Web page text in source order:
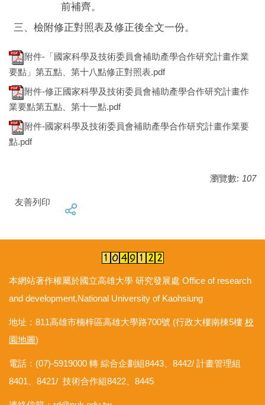
前補齊。
三、檢附修正對照表及修正後全文一份。
附件-「國家科學及技術委員會補助產學合作研究計畫作業
要點」第五點、第十八點修正對照表.pdf
附件-修正國家科學及技術委員會補助產學合作研究計畫作
業要點第五點、第十一點.pdf
附件-國家科學及技術委員會補助產學合作研究計畫作業要
點.pdf
瀏覽數: 107
友善列印
本網站著作權屬於國立高雄大學 研究發展處 Office of research
and development,National University of Kaohsiung
地址：811高雄市楠梓區高雄大學路700號 (行政大樓南棟5樓 校
園地圖)
電話：(07)-5919000 轉 綜合企劃組8443、8442/ 計畫管理組
8401、8421/ 技術合作組8422、8445